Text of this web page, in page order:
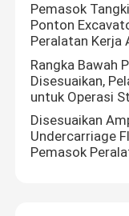
Pemasok
Ponton
Peralatan Kerja
Rangka Bawah
Disesuaikan,
untuk Operasi
Disesuaikan
Undercarriage
Pemasok